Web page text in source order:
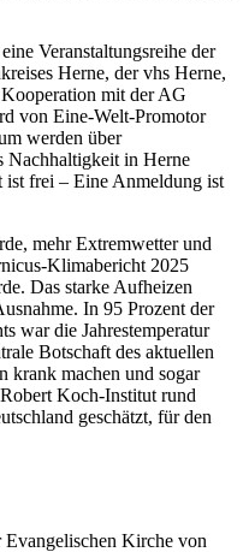
Veranstaltungsreihe der
Herne, der vhs Herne,
mit der AG
von Eine-Welt-Promotor
werden über
Nachhaltigkeit in Herne
frei – Eine Anmeldung ist
mehr Extremwetter und
Klimabericht 2025
Das starke Aufheizen
In 95 Prozent der
war die Jahrestemperatur
Botschaft des aktuellen
krank machen und sogar
Koch-Institut rund
geschätzt, für den
Evangelischen Kirche von